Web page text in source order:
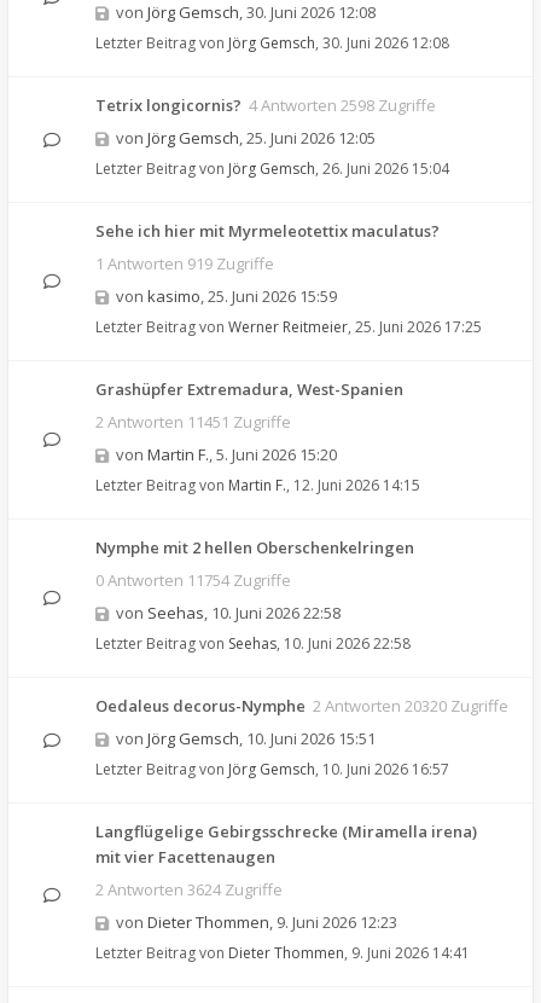
von Jörg Gemsch,30. Juni 2026 12:08
Letzter Beitrag von Jörg Gemsch, 30. Juni 2026 12:08
Tetrix longicornis? 4 Antworten 2598 Zugriffe
von Jörg Gemsch,25. Juni 2026 12:05
Letzter Beitrag von Jörg Gemsch, 26. Juni 2026 15:04
Sehe ich hier mit Myrmeleotettix maculatus?
1 Antworten 919 Zugriffe
von kasimo,25. Juni 2026 15:59
Letzter Beitrag von Werner Reitmeier, 25. Juni 2026 17:25
Grashüpfer Extremadura, West-Spanien
2 Antworten 11451 Zugriffe
von Martin F.,5. Juni 2026 15:20
Letzter Beitrag von Martin F., 12. Juni 2026 14:15
Nymphe mit 2 hellen Oberschenkelringen
0 Antworten 11754 Zugriffe
von Seehas, 10. Juni 2026 22:58
Letzter Beitrag von Seehas, 10. Juni 2026 22:58
Oedaleus decorus-Nymphe 2 Antworten 20320 Zugriffe
von Jörg Gemsch, 10. Juni 2026 15:51
Letzter Beitrag von Jörg Gemsch, 10. Juni 2026 16:57
Langflügelige Gebirgsschrecke (Miramella irena)
mit vier Facettenaugen
2 Antworten 3624 Zugriffe
von Dieter Thommen, 9. Juni 2026 12:23
Letzter Beitrag von Dieter Thommen, 9. Juni 2026 14:41